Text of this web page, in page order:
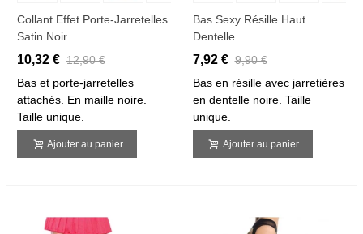
Collant Effet Porte-Jarretelles
Satin Noir
10,32 € 12,90 €
Bas et porte-jarretelles
attachés. En maille noire.
Taille unique.
Ajouter au panier
Bas Sexy Résille Haut
Dentelle
7,92 € 9,90 €
Bas en résille avec jarretières
en dentelle noire. Taille
unique.
Ajouter au panier